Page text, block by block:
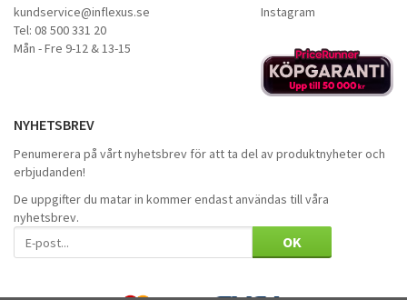
kundservice@inflexus.se
Tel: 08 500 331 20
Mån - Fre 9-12 & 13-15
Instagram
NYHETSBREV
Penumerera på vårt nyhetsbrev för att ta del av produktnyheter och
erbjudanden!
De uppgifter du matar in kommer endast användas till våra
nyhetsbrev.
OK